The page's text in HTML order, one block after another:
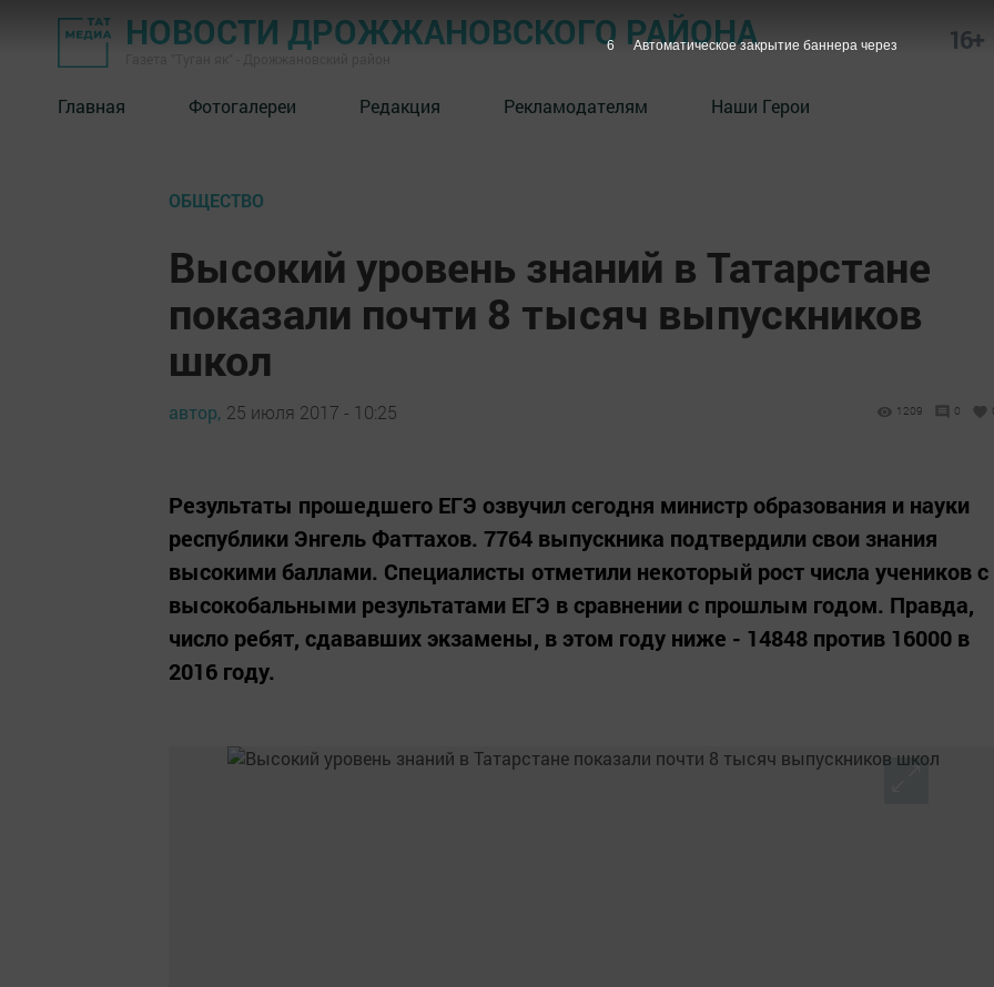
НОВОСТИ ДРОЖЖАНОВСКОГО РАЙОНА 16+
Главная Фотогалереи Редакция Рекламодателям Наши Герои
ОБЩЕСТВО
Высокий уровень знаний в Татарстане
показали почти 8 тысяч выпускников
школ
автор, 25 июля 2017 - 10:25 1209 0
Результаты прошедшего ЕГЭ озвучил сегодня министр образования и науки
республики Энгель Фаттахов. 7764 выпускника подтвердили свои знания
высокими баллами. Специалисты отметили некоторый рост числа учеников с
высокобальными результатами ЕГЭ в сравнении с прошлым годом. Правда,
число ребят, сдававших экзамены, в этом году ниже - 14848 против 16000 в
2016 году.
5 Автоматическое закрытие баннера через